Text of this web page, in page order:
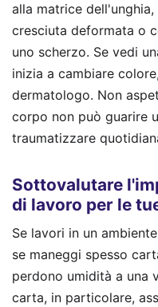
alla matrice
cresciuta deformata o
uno scherzo. Se vedi
inizia a cambiare
dermatologo. Non
corpo non può guarire
traumatizzare
Sottovalutare
di lavoro per le
Se lavori in un
se maneggi spesso
perdono umidità a una
carta, in particolare,